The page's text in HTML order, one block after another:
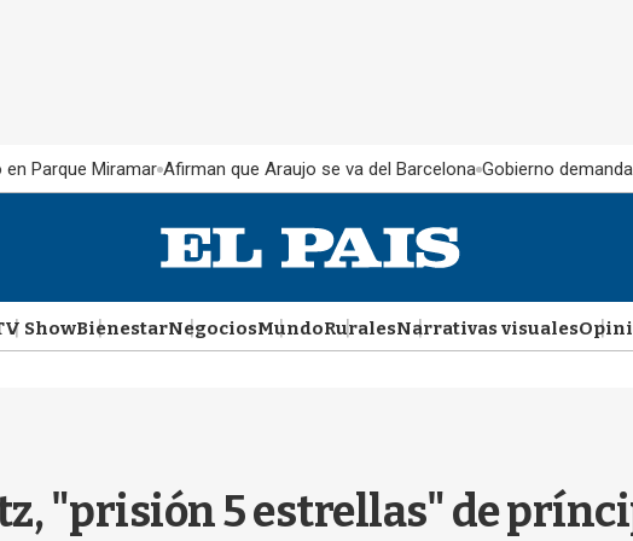
Parque Miramar Afirman que Araujo se va del Barcelona Gobierno
ShowBienestarNegociosMundoRuralesNarrativas visuales
"prisión 5 estrellas" de